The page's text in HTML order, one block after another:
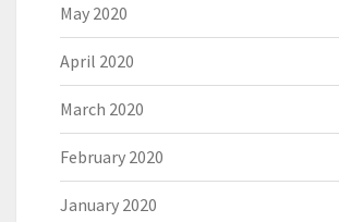
May 2020
April 2020
March 2020
February 2020
January 2020